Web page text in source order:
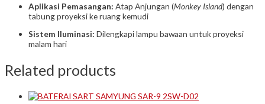
Aplikasi Pemasangan: Atap Anjungan (Monkey Island) dengan
tabung proyeksi ke ruang kemudi
Sistem Iluminasi: Dilengkapi lampu bawaan untuk proyeksi
malam hari
Related products